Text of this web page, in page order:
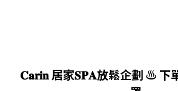
𝐂𝐚𝐫𝐢𝐧 居家𝐒𝐏𝐀放鬆企劃 ♨️ 下